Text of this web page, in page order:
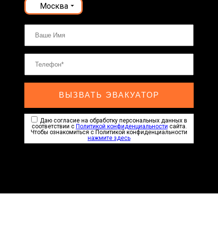
Москва
ВЫЗВАТЬ ЭВАКУАТОР
Даю согласие на обработку персональных данных в
соответствии с Политикой конфиденциальности сайта.
Чтобы ознакомиться с Политикой конфиденциальности
нажмите здесь